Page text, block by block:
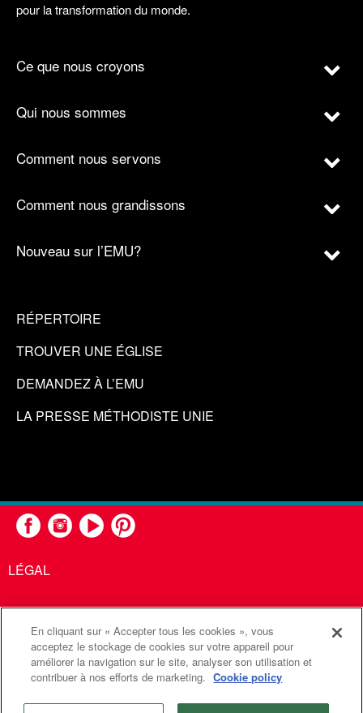
pour la transformation du monde.
Ce que nous croyons
Qui nous sommes
Comment nous servons
Comment nous grandissons
Nouveau sur l’EMU?
RÉPERTOIRE
TROUVER UNE ÉGLISE
DEMANDEZ À L’EMU
LA PRESSE MÉTHODISTE UNIE
LÉGAL
United Methodist Communications est une agence de l'Église
Méthodiste Unie
Communications Méthodistes Unies. Tous droits
réservés
En cliquant sur « Accepter tous les cookies », vous
acceptez le stockage de cookies sur votre appareil pour
améliorer la navigation sur le site, analyser son utilisation et
contribuer à nos efforts de marketing. Cookie policy